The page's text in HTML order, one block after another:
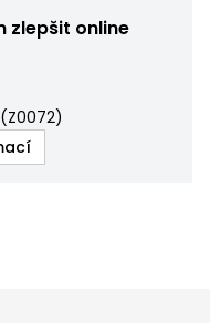
zlepšit online
(Z0072)